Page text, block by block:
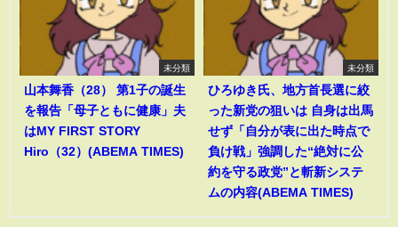
未分類
山本舞香（28） 第1子の誕生
を報告「母子ともに健康」夫
はMY FIRST STORY
Hiro（32）(ABEMA TIMES)
未分類
ひろゆき氏、地方首長選に絞
った新党の狙いは 自身は出馬
せず「自分が表に出た時点で
負け戦」強調した“絶対に公
約を守る政党”と斬新システ
ムの内容(ABEMA TIMES)